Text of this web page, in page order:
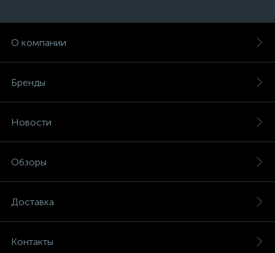
О компании
Бренды
Новости
Обзоры
Доставка
Контакты